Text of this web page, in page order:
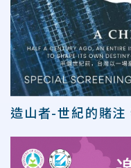
造山者-世紀的賭注